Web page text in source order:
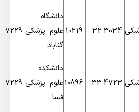
32
10219
دانشگاه
علوم پزشکی7229
33
10896
دانشکده
علوم پزشکی7229